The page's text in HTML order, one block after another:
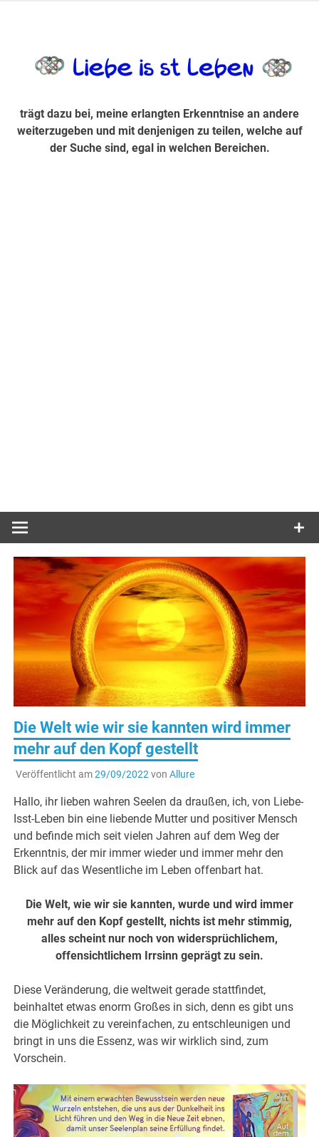
Suche sind, egal in welchen Bereichen.
trägt dazu bei, meine erlangten Erkenntnise an andere
weiterzugeben und mit denjenigen zu teilen, welche auf
der Suche sind, egal in welchen Bereichen.
Die Welt wie wir sie kannten wird immer
mehr auf den Kopf gestellt
Veröffentlicht am29/09/2022 von Allure
Hallo, ihr lieben wahren Seelen da draußen, ich, von Liebe-
Isst-Leben bin eine liebende Mutter und positiver Mensch
und befinde mich seit vielen Jahren auf dem Weg der
Erkenntnis, der mir immer wieder und immer mehr den
Blick auf das Wesentliche im Leben offenbart hat.
Die Welt, wie wir sie kannten, wurde und wird immer
mehr auf den Kopf gestellt, nichts ist mehr stimmig,
alles scheint nur noch von widersprüchlichem,
offensichtlichem Irrsinn geprägt zu sein.
Diese Veränderung, die weltweit gerade stattfindet,
beinhaltet etwas enorm Großes in sich, denn es gibt uns
die Möglichkeit zu vereinfachen, zu entschleunigen und
bringt in uns die Essenz, was wir wirklich sind, zum
Vorschein.